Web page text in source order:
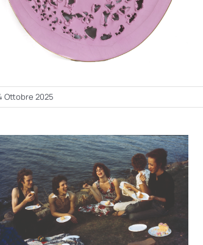
Ottobre 2025